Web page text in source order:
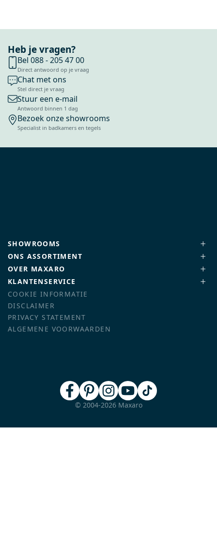
Heb je vragen?
Bel 088 - 205 47 00
Direct antwoord op je vraag
Chat met ons
Stel direct je vraag
Stuur een e-mail
Antwoord binnen 1 dag
Bezoek onze showrooms
Specialist in badkamers en tegels
SHOWROOMS
ONS ASSORTIMENT
OVER MAXARO
KLANTENSERVICE
COOKIE INFORMATIE
DISCLAIMER
PRIVACY STATEMENT
ALGEMENE VOORWAARDEN
© 2004-2026 Maxaro